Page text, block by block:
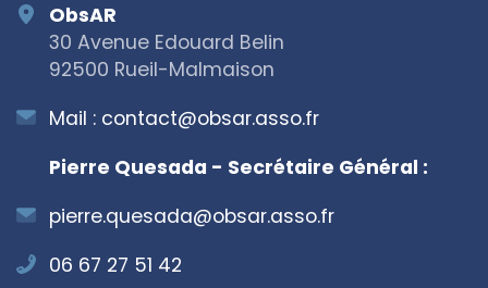
ObsAR
30 Avenue Edouard Belin
92500 Rueil-Malmaison
Mail : contact@obsar.asso.fr
Pierre Quesada - Secrétaire Général :
pierre.quesada@obsar.asso.fr
06 67 27 51 42